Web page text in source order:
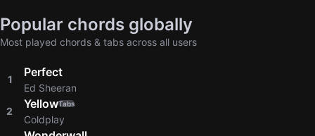
Popular chords globally
Most played chords & tabs across all users
1
Perfect
Ed Sheeran
2
YellowTabs
Coldplay